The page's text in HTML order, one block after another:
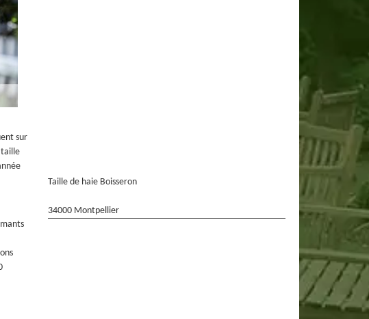
sur
taille
Taille de haie Boisseron
34000 Montpellier